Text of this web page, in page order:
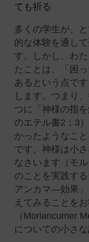
ても祈る
多くの学生が、
的な体験を通し
す。しかし、わ
たことは、「困
あるという点で
します。つまり
つに「神様の指
のエテル書2；3 ）
かったようなこ
です。神様は小
なさいます（モ
のことを実践す
アンカマ―効果
えてみることをお
（Moriancumer
についての小さ